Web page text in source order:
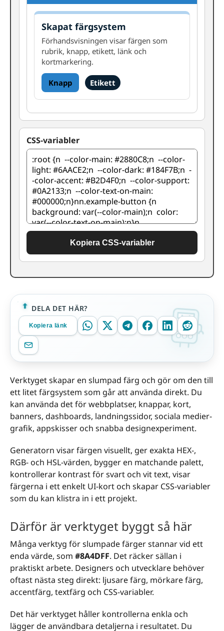
Skapat färgsystem
Förhandsvisningen visar färgen som
rubrik, knapp, etikett, länk och
kortmarkering.
Knapp Etikett
CSS-variabler
Kopiera CSS-variabler
DELA DET HÄR?
Kopiera länk
Verktyget skapar en slumpad färg och gör om den till
ett litet färgsystem som går att använda direkt. Du
kan använda det för webbplatser, knappar, kort,
banners, dashboards, landningssidor, sociala medier-
grafik, appskisser och snabba designexperiment.
Generatorn visar färgen visuellt, ger exakta HEX-,
RGB- och HSL-värden, bygger en matchande palett,
kontrollerar kontrast för svart och vit text, visar
färgerna i ett enkelt UI-kort och skapar CSS-variabler
som du kan klistra in i ett projekt.
Därför är verktyget byggt så här
Många verktyg för slumpade färger stannar vid ett
enda värde, som #8A4DFF. Det räcker sällan i
praktiskt arbete. Designers och utvecklare behöver
oftast nästa steg direkt: ljusare färg, mörkare färg,
accentfärg, textfärg och CSS-variabler.
Det här verktyget håller kontrollerna enkla och
lägger de användbara detaljerna i resultatet. Du